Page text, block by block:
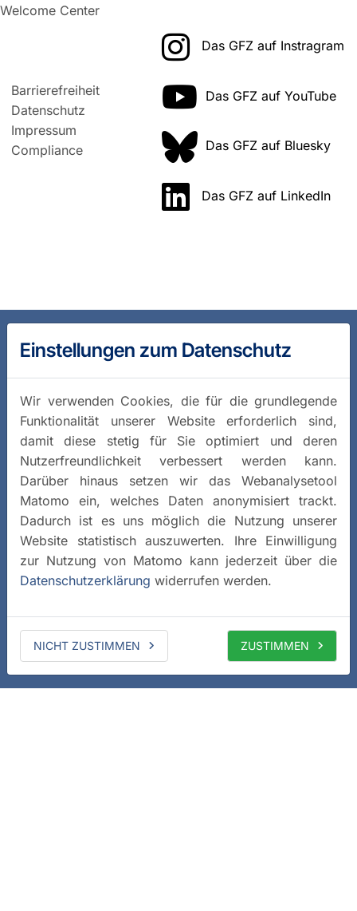
Welcome Center
Barrierefreiheit
Datenschutz
Impressum
Compliance
Das GFZ auf Instragram
Das GFZ auf YouTube
Das GFZ auf Bluesky
Das GFZ auf LinkedIn
Einstellungen zum Datenschutz
Wir verwenden Cookies, die für die grundlegende
Funktionalität unserer Website erforderlich sind,
damit diese stetig für Sie optimiert und deren
Nutzerfreundlichkeit verbessert werden kann.
Darüber hinaus setzen wir das Webanalysetool
Matomo ein, welches Daten anonymisiert trackt.
Dadurch ist es uns möglich die Nutzung unserer
Website statistisch auszuwerten. Ihre Einwilligung
zur Nutzung von Matomo kann jederzeit über die
Datenschutzerklärung widerrufen werden.
NICHT ZUSTIMMEN ZUSTIMMEN